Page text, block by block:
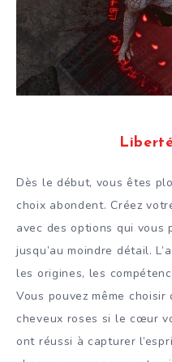
Dès le début, vous êtes
choix abondent. Créez
avec des options qui vous
jusqu’au moindre détail.
les origines, les
Vous pouvez même
cheveux roses si le cœur
ont réussi à capturer